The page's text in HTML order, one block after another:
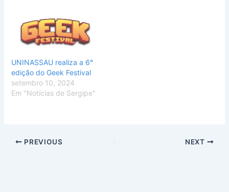
UNINASSAU realiza a 6°
edição do Geek Festival
setembro 10, 2024
Em "Notícias de Sergipe"
PREVIOUS NEXT